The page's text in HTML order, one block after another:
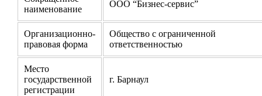
наименование
ООО “Бизнес-сервис”
Организационно-
правовая форма
Общество с ограниченной
ответственностью
Место
государственной
регистрации
г. Барнаул